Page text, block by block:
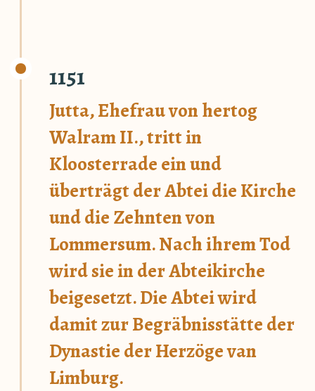
1151
Jutta, Ehefrau von hertog
Walram II., tritt in
Kloosterrade ein und
überträgt der Abtei die Kirche
und die Zehnten von
Lommersum. Nach ihrem Tod
wird sie in der Abteikirche
beigesetzt. Die Abtei wird
damit zur Begräbnisstätte der
Dynastie der Herzöge van
Limburg.